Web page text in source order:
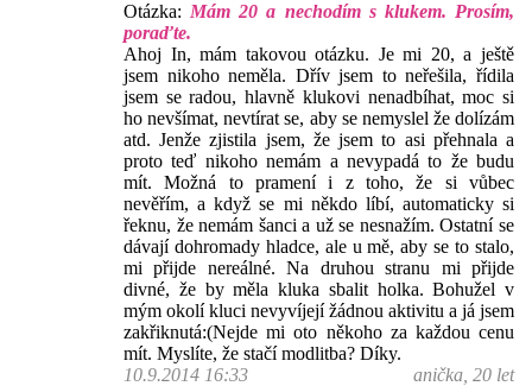
Otázka: Mám 20 a nechodím s klukem. Prosím,
poraďte.
Ahoj In, mám takovou otázku. Je mi 20, a ještě
jsem nikoho neměla. Dřív jsem to neřešila, řídila
jsem se radou, hlavně klukovi nenadbíhat, moc si
ho nevšímat, nevtírat se, aby se nemyslel že dolízám
atd. Jenže zjistila jsem, že jsem to asi přehnala a
proto teď nikoho nemám a nevypadá to že budu
mít. Možná to pramení i z toho, že si vůbec
nevěřím, a když se mi někdo líbí, automaticky si
řeknu, že nemám šanci a už se nesnažím. Ostatní se
dávají dohromady hladce, ale u mě, aby se to stalo,
mi přijde nereálné. Na druhou stranu mi přijde
divné, že by měla kluka sbalit holka. Bohužel v
mým okolí kluci nevyvíjejí žádnou aktivitu a já jsem
zakřiknutá:(Nejde mi oto někoho za každou cenu
mít. Myslíte, že stačí modlitba? Díky.
10.9.2014 16:33
anička, 20 let